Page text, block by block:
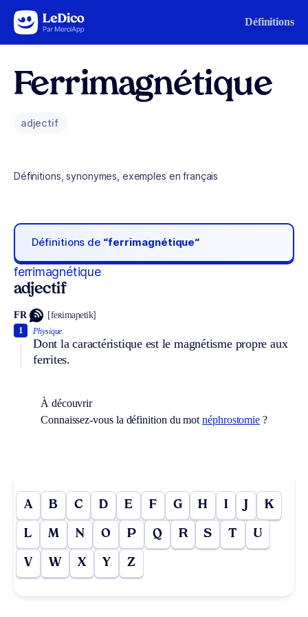
Aller au contenu Définitions
Ferrimagnétique
adjectif
Définitions, synonymes, exemples en français
Définitions de “ferrimagnétique“
ferrimagnétique
adjectif
FR [feʀimaɲetik]
Physique.
Dont la caractéristique est le magnétisme propre aux
ferrites.
1
À découvrir
Connaissez-vous la définition du motnéphrostomie ?
A B C D E F G H I J K
L M N O P Q R S T U
V W X Y Z